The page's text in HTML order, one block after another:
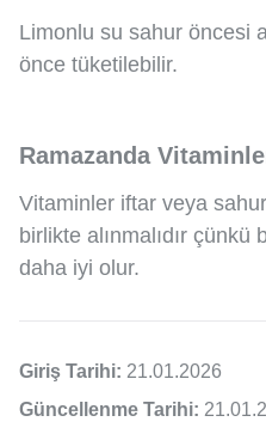
Limonlu su sahur öncesi
önce tüketilebilir.
Ramazanda
Vitaminler iftar veya
birlikte alınmalıdır
daha iyi olur.
Giriş Tarihi: 21.01.2026
Güncellenme Tarihi: